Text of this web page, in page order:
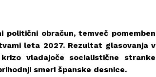
politični obračun, temveč pomemben
leta 2027. Rezultat glasovanja v
vladajoče socialistične stranke
smeri španske desnice.